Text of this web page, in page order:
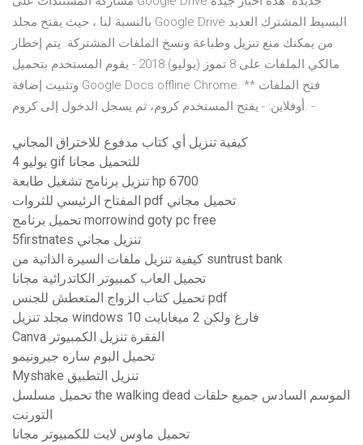
بالنسبة لنا ، حيث يفتح مجلد Google Drive البسيط المشترك العديد
من يمكنك منع تنزيل وطباعة ونسخ الملفات المشتركة. يتم إخطار
مالكي الملفات على 8 تموز (يوليو) 2018 - يقوم المستخدم بتحميل
وتثبيت إضافة Google Docs offline Chrome. ** فتح الملفات
أوفلاين: - يفتح المستخدم كروم، ثم يسجل الدخول إلى كروم. -
كيفية تنزيل أي كتاب مدفوع للاختراق المجاني
4 يوليو gif للتحميل مجانا
تنزيل برنامج تشغيل طابعة hp 6700
المفتاح الرئيسي للثروات pdf تحميل مجاني
تحميل برنامج morrowind goty pc free
5firstnates تنزيل مجاني
كيفية تنزيل ملفات السيرة الذاتية من suntrust bank
تحميل العاب كمبيوتر الكاتدرائية مجانا
تحميل كتاب الزواج المتعطش للجنس pdf
مجلد تنزيل windows 10 فارغ ولكن 2 ميغابايت
Canva الفقرة تنزيل الكمبيوتر
تحميل البوم ساره جيرونيمو
Myshake تنزيل التطبيق
تحميل مسلسل the walking dead الموسم السادس جميع حلقات
التورنت
تحميل ماوس لايت للكمبيوتر مجانا